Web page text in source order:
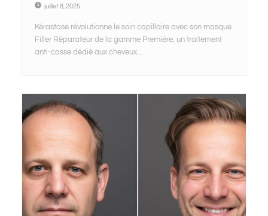
juillet 8, 2025
Kérastase révolutionne le soin capillaire avec son masque
Filler Réparateur de la gamme Première, un traitement
anti-casse dédié aux cheveux...